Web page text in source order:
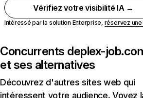
Vérifiez votre visibilité IA →
Intéressé par la solution Enterprise, réservez
Concurrents deplex-
et ses alternatives
Découvrez d'autres sites web qui
intéressent votre audience. Voyez